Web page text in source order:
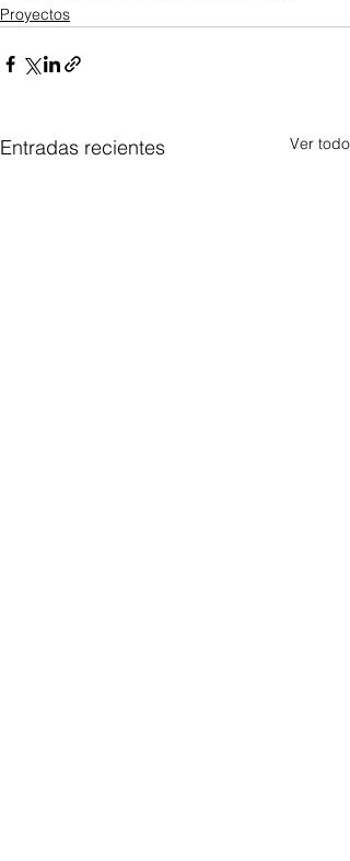
Proyectos
Entradas recientes Ver todo